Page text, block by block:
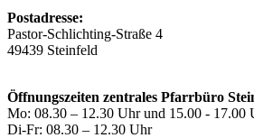
Postadresse:
Pastor-Schlichting-Straße 4
49439 Steinfeld
Öffnungszeiten zentrales Pfarrbüro
Mo: 08.30 – 12.30 Uhr und 15.00 - 17.00
Di-Fr: 08.30 – 12.30 Uhr